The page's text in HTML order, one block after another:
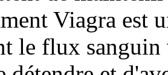
Viagra est
le flux